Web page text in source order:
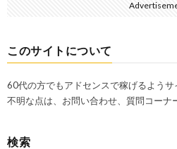
このサイトについて
60代の方でもアドセンスで稼げるようサ
不明な点は、お問い合わせ、質問コーナ
検索